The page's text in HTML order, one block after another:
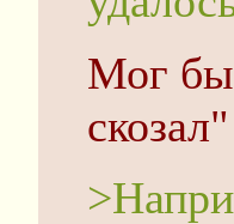
Мог бы
скозал"